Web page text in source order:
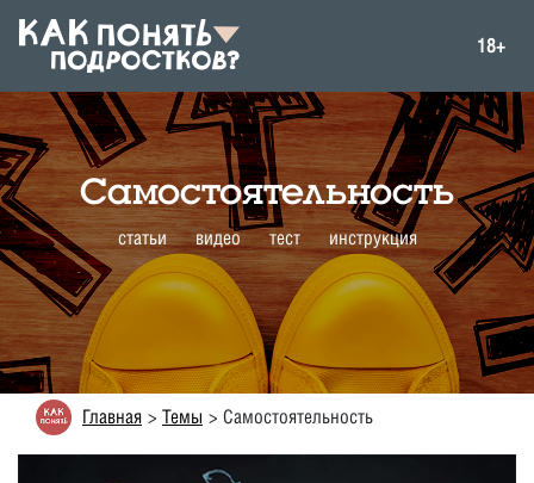
18+
Самостоятельность
статьи видео тест инструкция
Главная Темы Самостоятельность